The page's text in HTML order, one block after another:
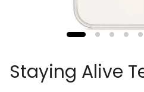
Staying Alive